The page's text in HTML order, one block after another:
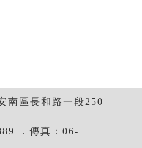
南區長和路一段250
．傳真：06-